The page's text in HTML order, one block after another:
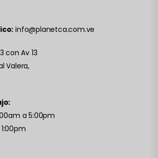
info@planetca.com.ve
con Av 13
Valera,
a 5:00pm